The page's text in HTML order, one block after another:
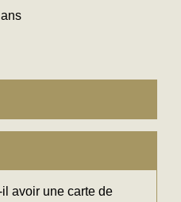
avoir une carte de